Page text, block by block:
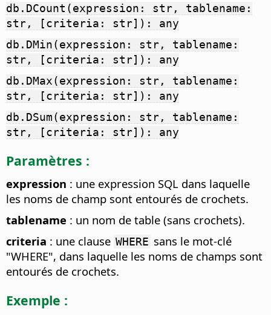
db.DCount(expression: str, tablename:
str, [criteria: str]): any
db.DMin(expression: str, tablename:
str, [criteria: str]): any
db.DMax(expression: str, tablename:
str, [criteria: str]): any
db.DSum(expression: str, tablename:
str, [criteria: str]): any
Paramètres :
expression : une expression SQL dans laquelle
les noms de champ sont entourés de crochets.
tablename : un nom de table (sans crochets).
criteria : une clause WHERE sans le mot-clé
"WHERE", dans laquelle les noms de champs sont
entourés de crochets.
Exemple :